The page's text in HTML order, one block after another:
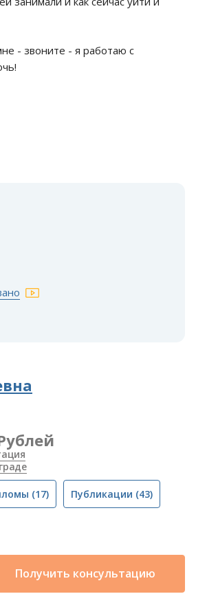
- звоните - я работаю с
(17) Публикации (43)
Получить консультацию